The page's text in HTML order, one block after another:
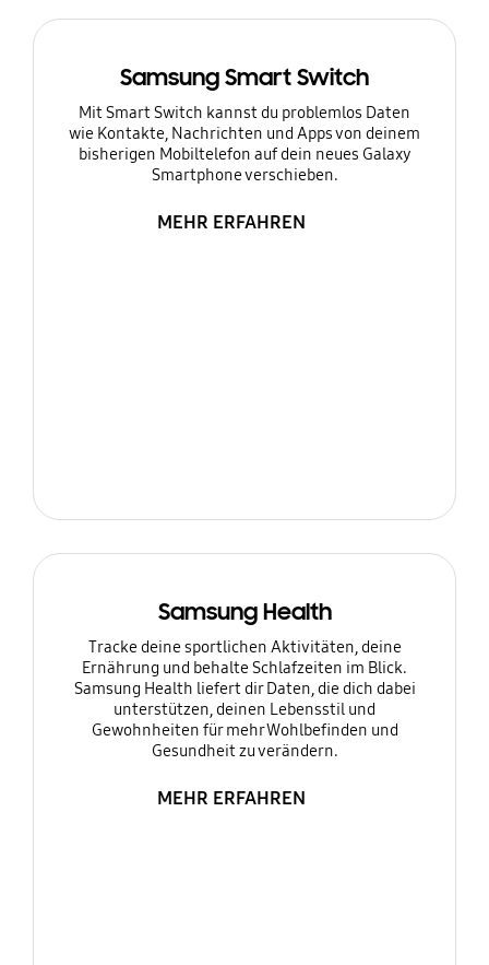
Samsung Smart Switch
Mit Smart Switch kannst du problemlos Daten
wie Kontakte, Nachrichten und Apps von deinem
bisherigen Mobiltelefon auf dein neues Galaxy
Smartphone verschieben.
MEHR ERFAHREN
Samsung Health
Tracke deine sportlichen Aktivitäten, deine
Ernährung und behalte Schlafzeiten im Blick.
Samsung Health liefert dir Daten, die dich dabei
unterstützen, deinen Lebensstil und
Gewohnheiten für mehr Wohlbefinden und
Gesundheit zu verändern.
MEHR ERFAHREN